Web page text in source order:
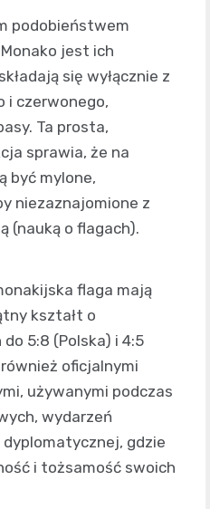
podobieństwem
jest ich
się wyłącznie z
i czerwonego,
Ta prosta,
sprawia, że na
być mylone,
niezaznajomione z
(nauką o flagach).
flaga mają
kształt o
5:8 (Polska) i 4:5
oficjalnymi
używanymi podczas
wydarzeń
gdzie
i tożsamość swoich